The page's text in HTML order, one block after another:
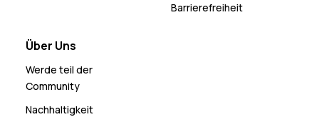
Barrierefreiheit
Über Uns
Werde teil der
Community
Nachhaltigkeit